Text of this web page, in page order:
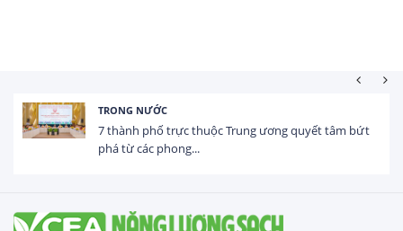
HOẠT ĐỘNG ĐẦU TƯ
Tổng vốn FDI đăng ký vào Việt Nam đạt gần 25 tỷ
USD trong 5 tháng...